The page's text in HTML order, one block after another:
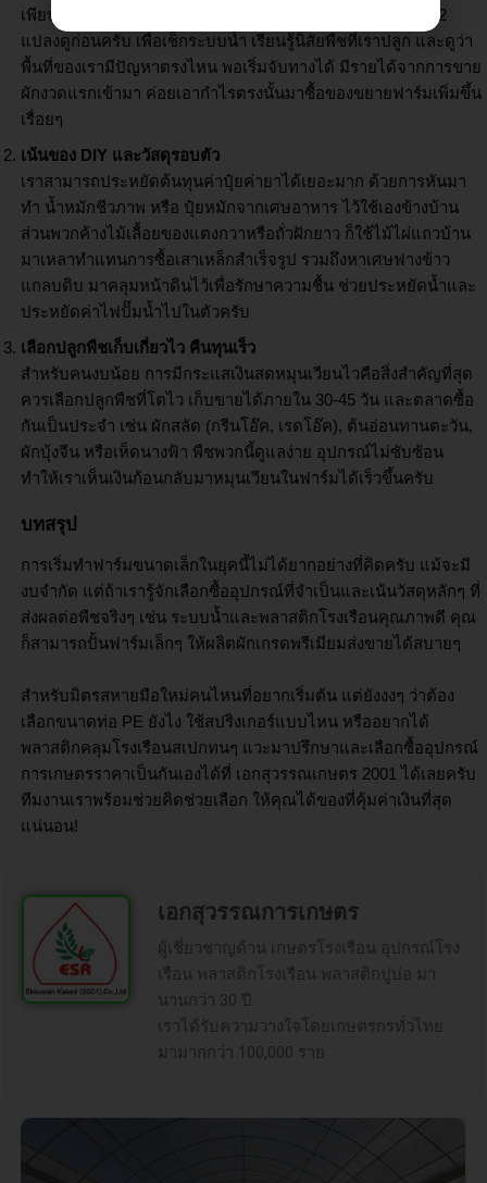
เพียบ สุดท้ายใช้ไม่หมด แนะนำให้เริ่มจาก 1 โรงเรือน หรือ 1-2
แปลงดูก่อนครับ เพื่อเช็กระบบน้ำ เรียนรู้นิสัยพืชที่เราปลูก และดูว่า
พื้นที่ของเรามีปัญหาตรงไหน พอเริ่มจับทางได้ มีรายได้จากการขาย
ผักงวดแรกเข้ามา ค่อยเอากำไรตรงนั้นมาซื้อของขยายฟาร์มเพิ่มขึ้น
เรื่อยๆ
เน้นของ DIY และวัสดุรอบตัว
เราสามารถประหยัดต้นทุนค่าปุ๋ยค่ายาได้เยอะมาก ด้วยการหันมา
ทำ น้ำหมักชีวภาพ หรือ ปุ๋ยหมักจากเศษอาหาร ไว้ใช้เองข้างบ้าน
ส่วนพวกค้างไม้เลื้อยของแตงกวาหรือถั่วฝักยาว ก็ใช้ไม้ไผ่แถวบ้าน
มาเหลาทำแทนการซื้อเสาเหล็กสำเร็จรูป รวมถึงหาเศษฟางข้าว
แกลบดิบ มาคลุมหน้าดินไว้เพื่อรักษาความชื้น ช่วยประหยัดน้ำและ
ประหยัดค่าไฟปั๊มน้ำไปในตัวครับ
เลือกปลูกพืชเก็บเกี่ยวไว คืนทุนเร็ว
สำหรับคนงบน้อย การมีกระแสเงินสดหมุนเวียนไวคือสิ่งสำคัญที่สุด
ควรเลือกปลูกพืชที่โตไว เก็บขายได้ภายใน 30-45 วัน และตลาดซื้อ
กันเป็นประจำ เช่น ผักสลัด (กรีนโอ๊ค, เรดโอ๊ค), ต้นอ่อนทานตะวัน,
ผักบุ้งจีน หรือเห็ดนางฟ้า พืชพวกนี้ดูแลง่าย อุปกรณ์ไม่ซับซ้อน
ทำให้เราเห็นเงินก้อนกลับมาหมุนเวียนในฟาร์มได้เร็วขึ้นครับ
บทสรุป
การเริ่มทำฟาร์มขนาดเล็กในยุคนี้ไม่ได้ยากอย่างที่คิดครับ แม้จะมี
งบจำกัด แต่ถ้าเรารู้จักเลือกซื้ออุปกรณ์ที่จำเป็นและเน้นวัสดุหลักๆ ที่
ส่งผลต่อพืชจริงๆ เช่น ระบบน้ำและพลาสติกโรงเรือนคุณภาพดี คุณ
ก็สามารถปั้นฟาร์มเล็กๆ ให้ผลิตผักเกรดพรีเมียมส่งขายได้สบายๆ
สำหรับมิตรสหายมือใหม่คนไหนที่อยากเริ่มต้น แต่ยังงงๆ ว่าต้อง
เลือกขนาดท่อ PE ยังไง ใช้สปริงเกอร์แบบไหน หรืออยากได้
พลาสติกคลุมโรงเรือนสเปกทนๆ แวะมาปรึกษาและเลือกซื้ออุปกรณ์
การเกษตรราคาเป็นกันเองได้ที่ เอกสุวรรณเกษตร 2001 ได้เลยครับ
ทีมงานเราพร้อมช่วยคิดช่วยเลือก ให้คุณได้ของที่คุ้มค่าเงินที่สุด
แน่นอน!
เอกสุวรรณการเกษตร
ผู้เชี่ยวชาญด้าน เกษตรโรงเรือน อุปกรณ์โรง
เรือน พลาสติกโรงเรือน พลาสติกปูบ่อ มา
นานกว่า 30 ปี
เราได้รับความวางใจโดยเกษตรกรทั่วไทย
มามากกว่า 100,000 ราย